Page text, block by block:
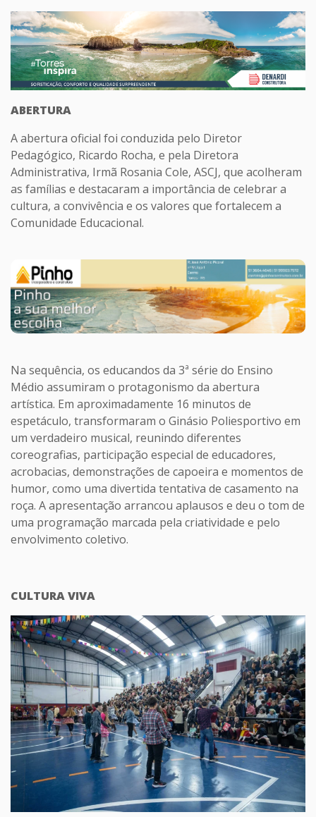
ABERTURA
A abertura oficial foi conduzida pelo Diretor
Pedagógico, Ricardo Rocha, e pela Diretora
Administrativa, Irmã Rosania Cole, ASCJ, que acolheram
as famílias e destacaram a importância de celebrar a
cultura, a convivência e os valores que fortalecem a
Comunidade Educacional.
Na sequência, os educandos da 3ª série do Ensino
Médio assumiram o protagonismo da abertura
artística. Em aproximadamente 16 minutos de
espetáculo, transformaram o Ginásio Poliesportivo em
um verdadeiro musical, reunindo diferentes
coreografias, participação especial de educadores,
acrobacias, demonstrações de capoeira e momentos de
humor, como uma divertida tentativa de casamento na
roça. A apresentação arrancou aplausos e deu o tom de
uma programação marcada pela criatividade e pelo
envolvimento coletivo.
CULTURA VIVA